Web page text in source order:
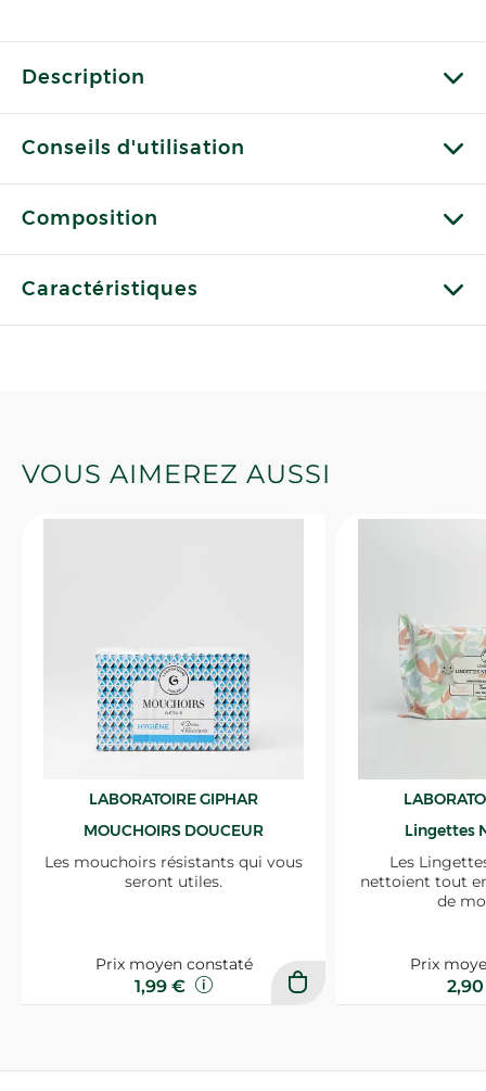
Description
Conseils d'utilisation
Composition
Caractéristiques
VOUS AIMEREZ AUSSI
LABORATOIRE GIPHAR
MOUCHOIRS DOUCEUR
Les mouchoirs résistants qui vous
seront utiles.
Prix moyen constaté
1,99 €
Lingettes
Les
nettoient tout
de
Prix